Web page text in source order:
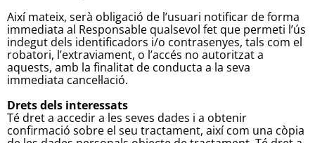
Així mateix, serà obligació de l’usuari notificar de forma
immediata al Responsable qualsevol fet que permeti l’ús
indegut dels identificadors i/o contrasenyes, tals com el
robatori, l’extraviament, o l’accés no autoritzat a
aquests, amb la finalitat de conducta a la seva
immediata cancel·lació.
Drets dels interessats
Té dret a accedir a les seves dades i a obtenir
confirmació sobre el seu tractament, així com una còpia